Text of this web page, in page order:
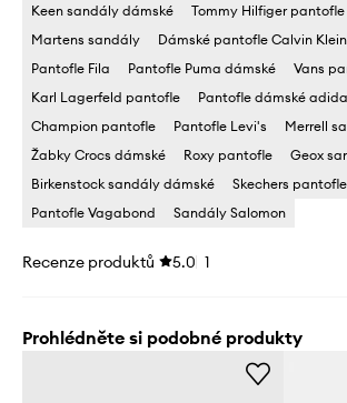
Keen sandály dámské
Tommy Hilfiger pantofle
Martens sandály
Dámské pantofle Calvin Klein
Pantofle Fila
Pantofle Puma dámské
Vans
Karl Lagerfeld pantofle
Pantofle dámské
Champion pantofle
Pantofle Levi's
Merrell
Žabky Crocs dámské
Roxy pantofle
Geox
Birkenstock sandály dámské
Skechers pantofle
Pantofle Vagabond
Sandály Salomon
Recenze produktů 5.0 1
Prohlédněte si podobné produkty